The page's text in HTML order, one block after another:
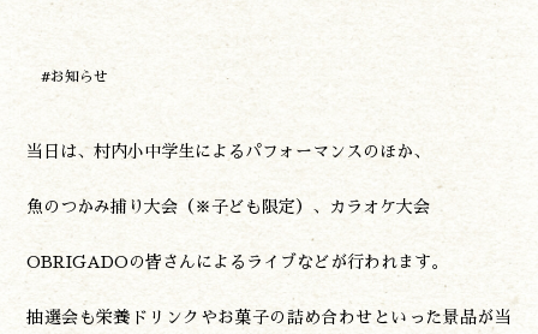
#お知らせ
当日は、村内小中学生によるパフォーマンスのほか、
魚のつかみ捕り大会（※子ども限定）、カラオケ大会
OBRIGADOの皆さんによるライブなどが行われます。
抽選会も栄養ドリンクやお菓子の詰め合わせといった景品が当
紅葉情報
森の風の記憶
お問い合わせ
諸塚村観光協会について
プライバシーポリシー